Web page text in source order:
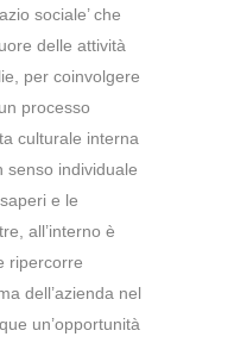
sociale’ che
delle attività
per coinvolgere
processo
culturale interna
senso individuale
e le
all’interno è
ripercorre
dell’azienda nel
un’opportunità